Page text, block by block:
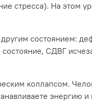
стресса). На этом
состоянием:
СДВГ
коллапсом.
энергию и